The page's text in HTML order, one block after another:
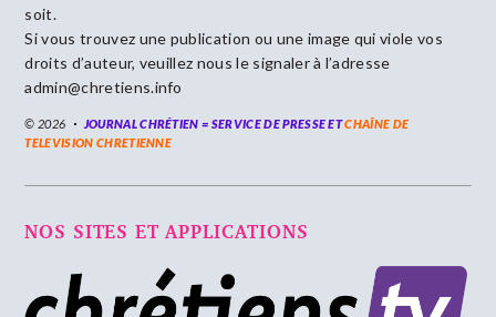
soit.
Si vous trouvez une publication ou une image qui viole vos
droits d’auteur, veuillez nous le signaler à l’adresse
admin@chretiens.info
© 2026 JOURNAL CHRÉTIEN = SERVICE DE PRESSE ETCHAÎNE DE
TELEVISION CHRETIENNE
NOS SITES ET APPLICATIONS